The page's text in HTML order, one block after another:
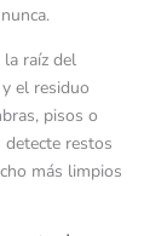
raíz del
el residuo
pisos o
restos
más limpios